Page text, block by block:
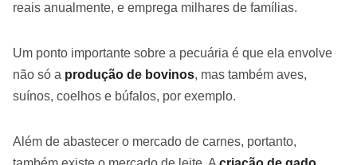
reais anualmente, e emprega milhares de famílias.
Um ponto importante sobre a pecuária é que ela envolve
não só a produção de bovinos, mas também aves,
suínos, coelhos e búfalos, por exemplo.
Além de abastecer o mercado de carnes, portanto,